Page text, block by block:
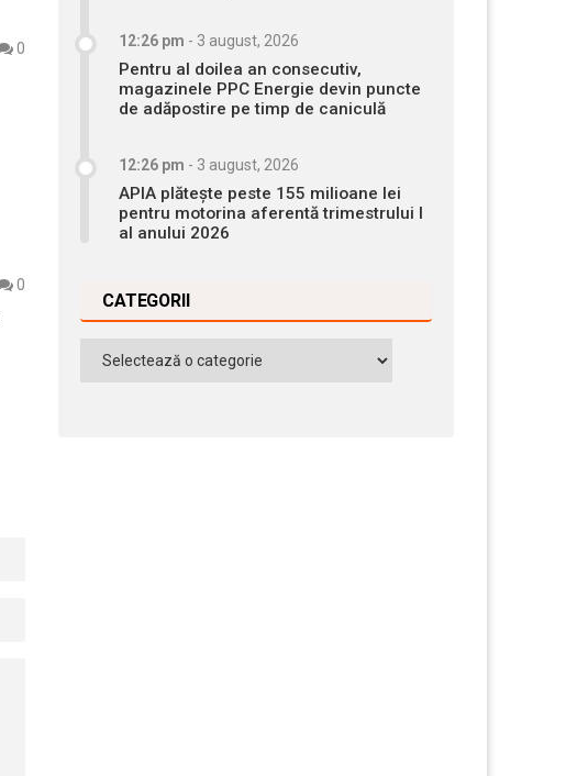
0
0
12:26 pm - 3 august, 2026
Pentru al doilea an consecutiv,
magazinele PPC Energie devin puncte
de adăpostire pe timp de caniculă
12:26 pm - 3 august, 2026
APIA plătește peste 155 milioane lei
pentru motorina aferentă trimestrului I
al anului 2026
CATEGORII
Categorii